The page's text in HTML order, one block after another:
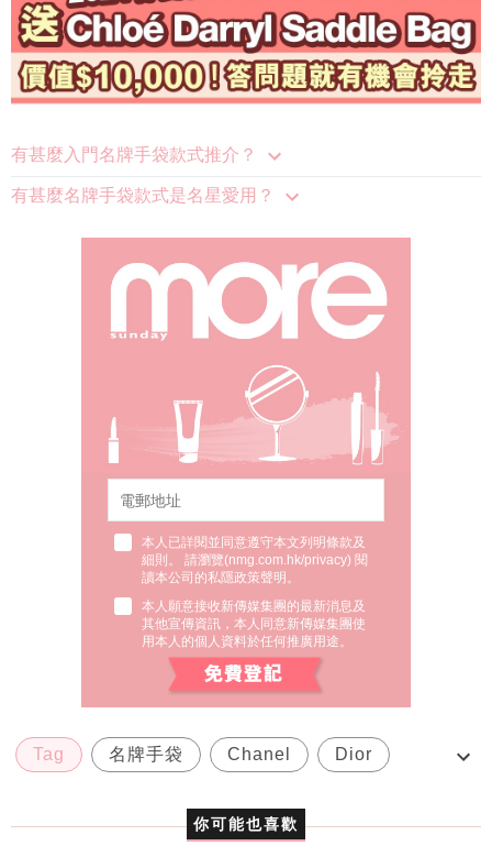
有甚麼入門名牌手袋款式推介？
有甚麼名牌手袋款式是名星愛用？
本人已詳閱並同意遵守本文列明條款及
細則。 請瀏覽(nmg.com.hk/privacy) 閱
讀本公司的私隱政策聲明。
本人願意接收新傳媒集團的最新消息及
其他宣傳資訊，本人同意新傳媒集團使
用本人的個人資料於任何推廣用途。
Tag 名牌手袋 Chanel Dior
你可能也喜歡